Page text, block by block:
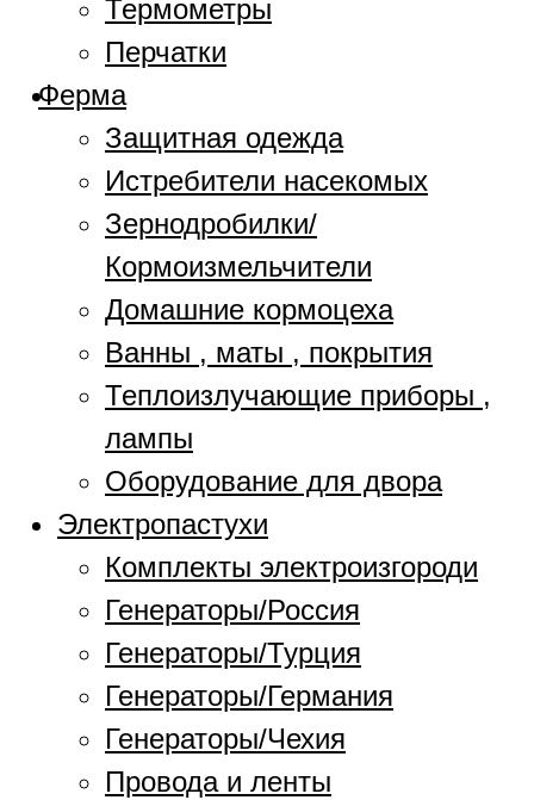
Термометры
Перчатки
Ферма
Защитная одежда
Истребители насекомых
Зернодробилки/
Кормоизмельчители
Домашние кормоцеха
Ванны , маты , покрытия
Теплоизлучающие приборы ,
лампы
Оборудование для двора
Электропастухи
Комплекты электроизгороди
Генераторы/Россия
Генераторы/Турция
Генераторы/Германия
Генераторы/Чехия
Провода и ленты